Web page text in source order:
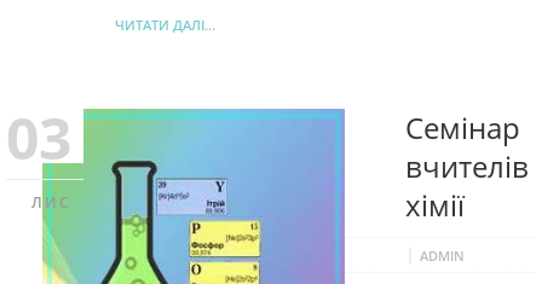
ЧИТАТИ ДАЛІ...
03
ЛИС
Семінар
вчителів
хімії
ADMIN